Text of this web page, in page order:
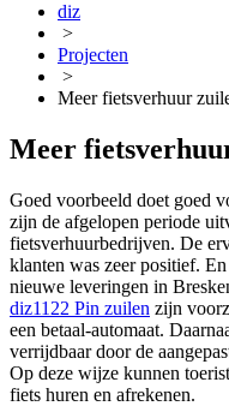
diz
>
Projecten
>
Meer fietsverhuur
Meer
Goed voorbeeld doet goed
zijn de afgelopen periode
fietsverhuurbedrijven. De
klanten was zeer positief.
nieuwe leveringen in
diz1122 Pin zuilen zijn
een betaal-automaat.
verrijdbaar door de
Op deze wijze kunnen
fiets huren en afrekenen.